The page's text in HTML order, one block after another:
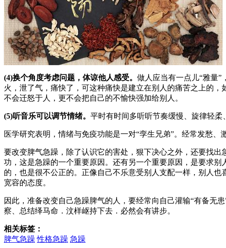
(4)换个角度考虑问题，体谅他人感受。 做人应当有一点儿“雅量”
火，泄了气，痛快了，可这种痛快是建立在别人的痛苦之上的
不会迁怒于人，更不会把自己的不愉快强加给别人。
(5)听音乐可以调节情绪。 平时有时间多听听节奏缓慢、旋律轻柔
医学研究表明，情绪与免疫功能是一对“孪生兄弟”。经常发愁
要改变脾气急躁，除了认识它的害处，狠下决心之外，还要找
功，这是急躁的一个重要原因。还有另一个重要原因，是要求
的，也是很不公正的。正像自己不乐意受别人支配一样，别人
宽容的态度。
因此，准备改变自己急躁脾气的人，要经常向自己灌输“有备无
察、总结绎马命．汶样岖持下去．必然会有讲步。
相关标签：
脾气急躁 性格急躁 急躁